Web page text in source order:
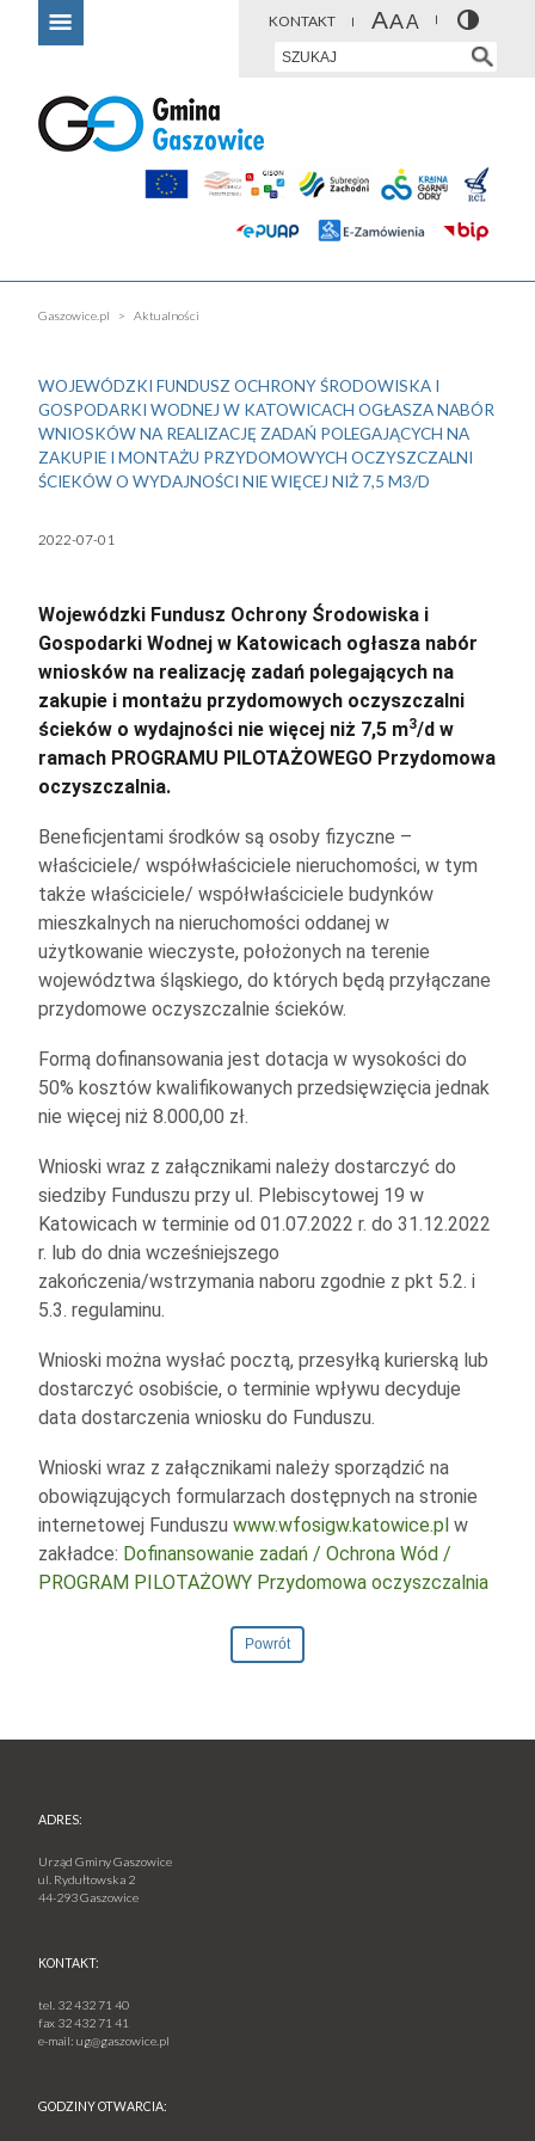
KONTAKT
Gaszowice.pl Aktualności
WOJEWÓDZKI FUNDUSZ OCHRONY ŚRODOWISKA I
GOSPODARKI WODNEJ W KATOWICACH OGŁASZA NABÓR
WNIOSKÓW NA REALIZACJĘ ZADAŃ POLEGAJĄCYCH NA
ZAKUPIE I MONTAŻU PRZYDOMOWYCH OCZYSZCZALNI
ŚCIEKÓW O WYDAJNOŚCI NIE WIĘCEJ NIŻ 7,5 M3/D
2022-07-01
Wojewódzki Fundusz Ochrony Środowiska i
Gospodarki Wodnej w Katowicach ogłasza nabór
wniosków na realizację zadań polegających na
zakupie i montażu przydomowych oczyszczalni
ścieków o wydajności nie więcej niż 7,5 m3/d w
ramach PROGRAMU PILOTAŻOWEGO Przydomowa
oczyszczalnia.
Beneficjentami środków są osoby fizyczne –
właściciele/ współwłaściciele nieruchomości, w tym
także właściciele/ współwłaściciele budynków
mieszkalnych na nieruchomości oddanej w
użytkowanie wieczyste, położonych na terenie
województwa śląskiego, do których będą przyłączane
przydomowe oczyszczalnie ścieków.
Formą dofinansowania jest dotacja w wysokości do
50% kosztów kwalifikowanych przedsięwzięcia jednak
nie więcej niż 8.000,00 zł.
Wnioski wraz z załącznikami należy dostarczyć do
siedziby Funduszu przy ul. Plebiscytowej 19 w
Katowicach w terminie od 01.07.2022 r. do 31.12.2022
r. lub do dnia wcześniejszego
zakończenia/wstrzymania naboru zgodnie z pkt 5.2. i
5.3. regulaminu.
Wnioski można wysłać pocztą, przesyłką kurierską lub
dostarczyć osobiście, o terminie wpływu decyduje
data dostarczenia wniosku do Funduszu.
Wnioski wraz z załącznikami należy sporządzić na
obowiązujących formularzach dostępnych na stronie
internetowej Funduszuwww.wfosigw.katowice.pl w
zakładce: Dofinansowanie zadań / Ochrona Wód /
PROGRAM PILOTAŻOWY Przydomowa oczyszczalnia
Powrót
ADRES:
Urząd Gminy Gaszowice
ul. Rydułtowska 2
44-293 Gaszowice
KONTAKT:
tel. 32 432 71 40
fax 32 432 71 41
e-mail:ug@gaszowice.pl
GODZINY OTWARCIA: